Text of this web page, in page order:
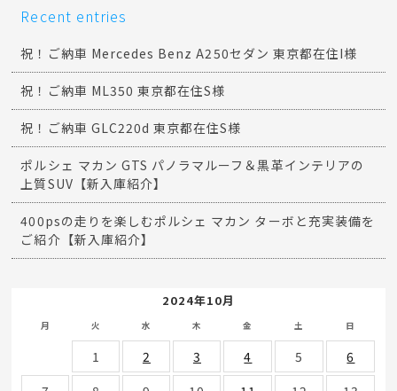
Recent entries
祝！ご納車 Mercedes Benz A250セダン 東京都在住I様
祝！ご納車 ML350 東京都在住S様
祝！ご納車 GLC220d 東京都在住S様
ポルシェ マカン GTS パノラマルーフ＆黒革インテリアの
上質SUV【新入庫紹介】
400psの走りを楽しむポルシェ マカン ターボと充実装備を
ご紹介【新入庫紹介】
2024年10月
月 火 水 木 金 土 日
1 2 3 4 5
6